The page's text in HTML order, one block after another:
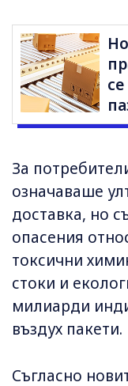
За
означаваше
доставка, но
опасения
токсични
стоки и
милиарди
въздух пакети.
Съгласно